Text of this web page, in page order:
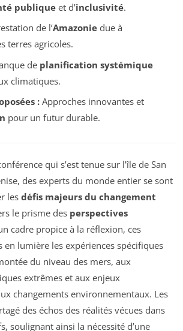
publiqueet d’inclusivité.
de l’Amazoniedue à
terres agricoles.
de planification systémique
climatiques.
:Approches innovantes et
pour un futur durable.
qui s’est tenue sur l’île de San
des experts du monde entier se sont
les défis majeurs du changement
le prisme des perspectives
cadre propice à la réflexion, ces
en lumière les expériences spécifiques
du niveau des mers, aux
extrêmes et aux enjeux
changements environnementaux. Les
des échos des réalités vécues dans
soulignant ainsi la nécessité d’une